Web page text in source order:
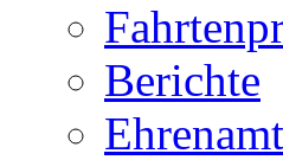
Berichte
Ehrenamt